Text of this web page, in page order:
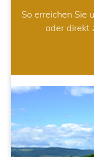
So erreichen Sie
oder direkt